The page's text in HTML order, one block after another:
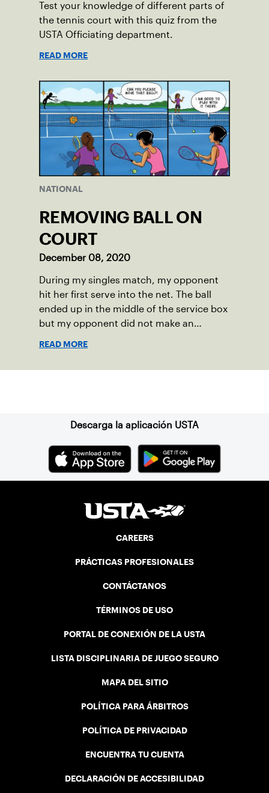
Test your knowledge of different parts of
the tennis court with this quiz from the
USTA Officiating department.
READ MORE
NATIONAL
REMOVING BALL ON
COURT
December 08, 2020
During my singles match, my opponent
hit her first serve into the net. The ball
ended up in the middle of the service box
but my opponent did not make an
READ MORE
Descarga la aplicación USTA
CAREERS
PRÁCTICAS PROFESIONALES
CONTÁCTANOS
TÉRMINOS DE USO
PORTAL DE CONEXIÓN DE LA USTA
LISTA DISCIPLINARIA DE JUEGO SEGURO
MAPA DEL SITIO
POLÍTICA PARA ÁRBITROS
POLÍTICA DE PRIVACIDAD
ENCUENTRA TU CUENTA
DECLARACIÓN DE ACCESIBILIDAD